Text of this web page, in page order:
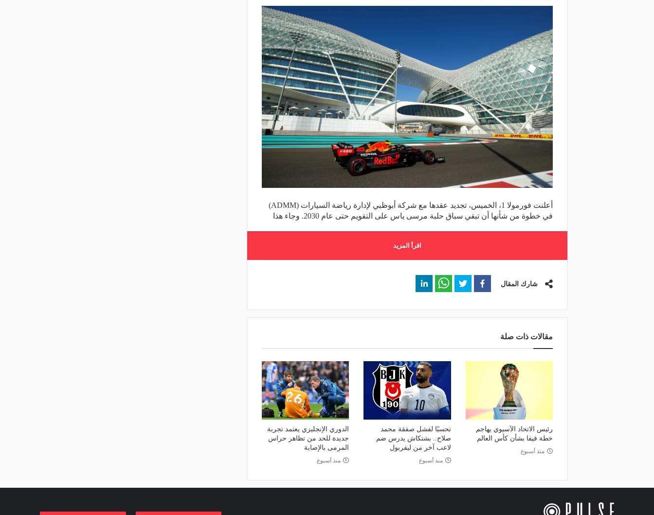
أعلنت فورمولا 1، الخميس، تجديد عقدها مع شركة أبوظبي لإدارة رياضة السيارات (ADMM)
في خطوة من شأنها أن تبقي سباق حلبة مرسى ياس على التقويم حتى عام 2030. وجاء هذا
اقرأ المزيد
شارك المقال
مقالات ذات صلة
رئيس الاتحاد الآسيوي يهاجم
خطة فيفا بشأن كأس العالم
منذ أسبوع
تحسبًا لفشل صفقة محمد
صلاح.. بشتكاش يدرس ضم
لاعب آخر من ليفربول
منذ أسبوع
الدوري الإنجليزي يعتمد تجربة
جديدة للحد من تظاهر حراس
المرمى بالإصابة
منذ أسبوع